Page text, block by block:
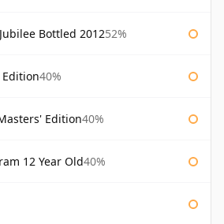
Bottled 201252%
40%
Edition40%
12 Year Old40%